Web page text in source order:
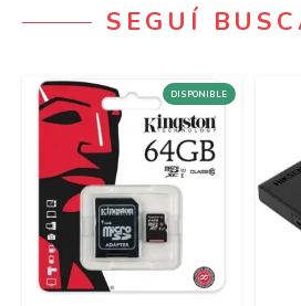
SEGUÍ
DISPONIBLE